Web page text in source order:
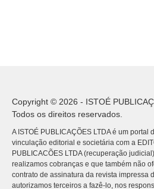
Copyright © 2026 - ISTOÉ
Todos os direitos reservados.
A ISTOÉ PUBLICAÇÕES LTDA é um
vinculação editorial e societária com a
PUBLICACÕES LTDA (recuperação
realizamos cobranças e que também não
contrato de assinatura da revista impressa
autorizamos terceiros a fazê-lo, nos